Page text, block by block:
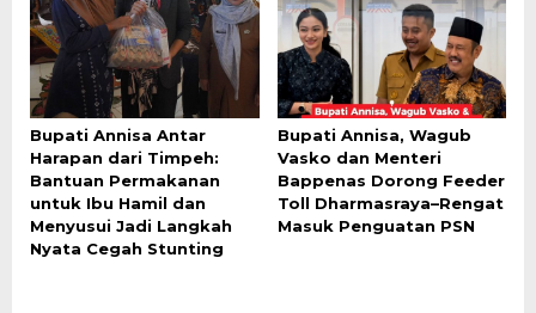
Bupati Annisa Antar
Harapan dari Timpeh:
Bantuan Permakanan
untuk Ibu Hamil dan
Menyusui Jadi Langkah
Nyata Cegah Stunting
Bupati Annisa, Wagub
Vasko dan Menteri
Bappenas Dorong Feeder
Toll Dharmasraya–Rengat
Masuk Penguatan PSN